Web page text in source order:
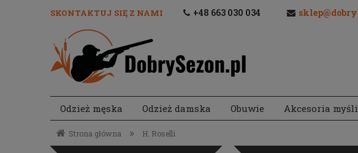
SKONTAKTUJ SIĘ Z NAMI +48 663 030 034
Odzież męska Odzież damska Obuwie Akcesoria
Akcesoria strzeleckie
Strona główna » H. Roselli